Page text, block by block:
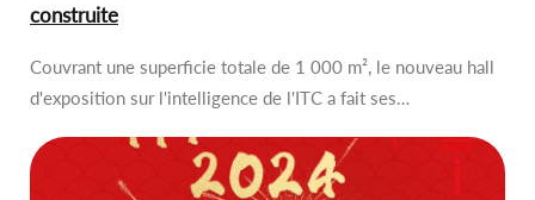
construite
Couvrant une superficie totale de 1 000 m², le nouveau hall
d'exposition sur l'intelligence de l'ITC a fait ses…